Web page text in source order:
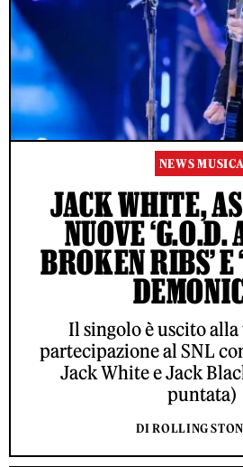
NEWS MUSICA
JACK WHITE,
NUOVE ‘G.O.D.
BROKEN RIBS’ E
Il singolo è uscito
partecipazione al SNL
Jack White e Jack
puntata)
DI ROLLING